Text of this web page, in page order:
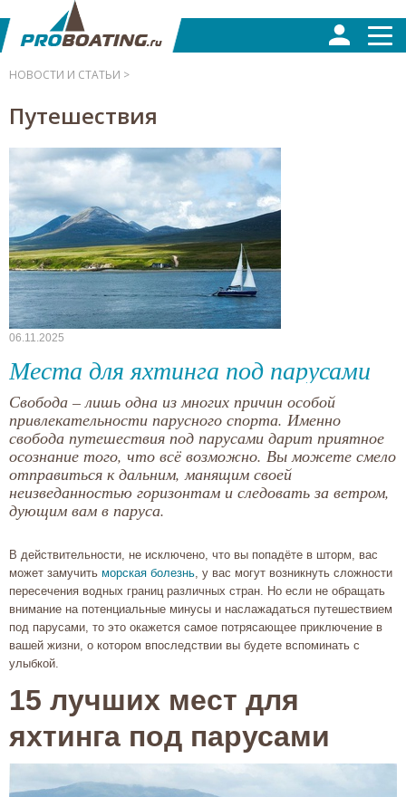
НОВОСТИ И СТАТЬИ >
Путешествия
06.11.2025
Места для яхтинга под парусами
Свобода – лишь одна из многих причин особой
привлекательности парусного спорта. Именно
свобода путешествия под парусами дарит приятное
осознание того, что всё возможно. Вы можете смело
отправиться к дальним, манящим своей
неизведанностью горизонтам и следовать за ветром,
дующим вам в паруса.
В действительности, не исключено, что вы попадёте в шторм, вас
может замучить морская болезнь, у вас могут возникнуть сложности
пересечения водных границ различных стран. Но если не обращать
внимание на потенциальные минусы и наслажадаться путешествием
под парусами, то это окажется самое потрясающее приключение в
вашей жизни, о котором впоследствии вы будете вспоминать с
улыбкой.
15 лучших мест для
яхтинга под парусами